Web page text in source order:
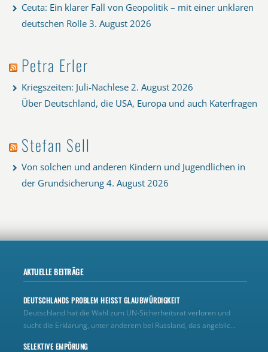
Ceuta: Ein klarer Fall von Geopolitik – mit einer unklaren
deutschen Rolle 3. August 2026
Petra Erler
Kriegszeiten: Juli-Nachlese 2. August 2026
Über Deutschland, die USA, Europa und auch Katerfragen
Stefan Sell
Von solchen und anderen Kindern und Jugendlichen in
der Grundsicherung 4. August 2026
AKTUELLE BEITRÄGE
DEUTSCHLANDS PROBLEM HEISST GLAUBWÜRDIGKEIT
Deutschland hat die Wahl zum UN‑Sicherheitsrat verloren und
sucht die Erklärung, unter anderem bei Russland, das angeblic...
SELEKTIVE EMPÖRUNG